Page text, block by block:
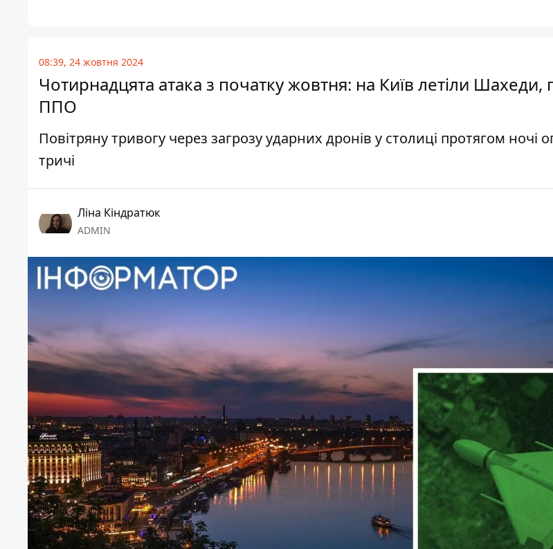
08:39, 24 жовтня 2024
Чотирнадцята атака з початку жовтня: на Київ летіли
ППО
Повітряну тривогу через загрозу ударних дронів у столиці протягом ночі
тричі
Ліна Кіндратюк
ADMIN